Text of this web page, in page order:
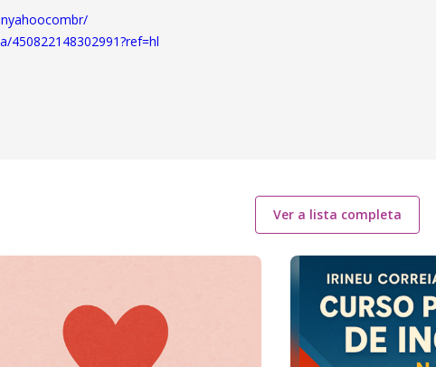
450822148302991?ref=hl
Ver a lista completa